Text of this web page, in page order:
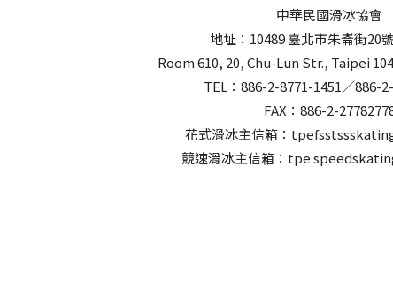
中華民國滑冰協會
地址：10489 臺北市朱崙街20
Room 610, 20, Chu-Lun Str., Taipei
TEL：886-2-8771-1451／886-
FAX：886-2-
花式滑冰主信箱：
競速滑冰主信箱：